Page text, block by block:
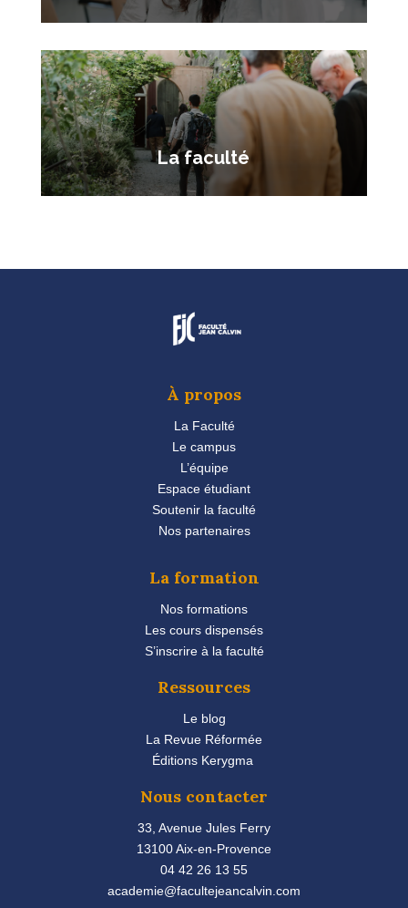
La faculté
À propos
La Faculté
Le campus
L’équipe
Espace étudiant
Soutenir la faculté
Nos partenaires
La formation
Nos formations
Les cours dispensés
S’inscrire à la faculté
Ressources
Le blog
La Revue Réformée
Éditions Kerygma
Nous contacter
33, Avenue Jules Ferry
13100 Aix-en-Provence
04 42 26 13 55
academie@facultejeancalvin.com